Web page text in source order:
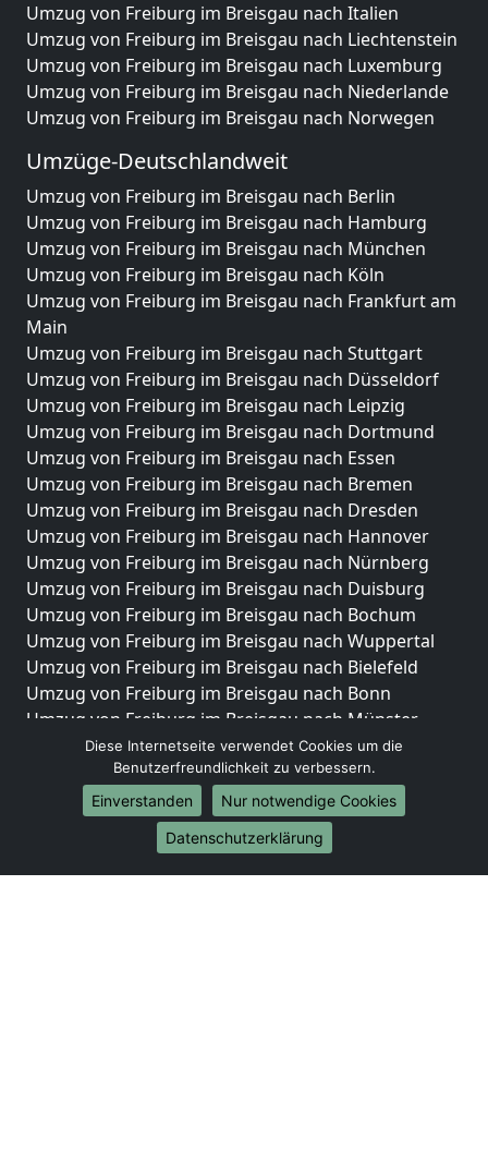
Umzug von Freiburg im Breisgau nach Italien
Umzug von Freiburg im Breisgau nach Liechtenstein
Umzug von Freiburg im Breisgau nach Luxemburg
Umzug von Freiburg im Breisgau nach Niederlande
Umzug von Freiburg im Breisgau nach Norwegen
Umzüge-Deutschlandweit
Umzug von Freiburg im Breisgau nach Berlin
Umzug von Freiburg im Breisgau nach Hamburg
Umzug von Freiburg im Breisgau nach München
Umzug von Freiburg im Breisgau nach Köln
Umzug von Freiburg im Breisgau nach Frankfurt am
Main
Umzug von Freiburg im Breisgau nach Stuttgart
Umzug von Freiburg im Breisgau nach Düsseldorf
Umzug von Freiburg im Breisgau nach Leipzig
Umzug von Freiburg im Breisgau nach Dortmund
Umzug von Freiburg im Breisgau nach Essen
Umzug von Freiburg im Breisgau nach Bremen
Umzug von Freiburg im Breisgau nach Dresden
Umzug von Freiburg im Breisgau nach Hannover
Umzug von Freiburg im Breisgau nach Nürnberg
Umzug von Freiburg im Breisgau nach Duisburg
Umzug von Freiburg im Breisgau nach Bochum
Umzug von Freiburg im Breisgau nach Wuppertal
Umzug von Freiburg im Breisgau nach Bielefeld
Umzug von Freiburg im Breisgau nach Bonn
Umzug von Freiburg im Breisgau nach Münster
Internationale-Umzüge
Umzug von Freiburg im Breisgau nach Brasilien
Umzug von Freiburg im Breisgau nach Brunei
Umzug von Freiburg im Breisgau nach Burkina Faso
Diese Internetseite verwendet Cookies um die
Benutzerfreundlichkeit zu verbessern.
Einverstanden
Nur notwendige Cookies
Datenschutzerklärung